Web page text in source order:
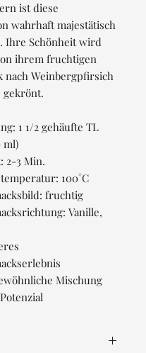
ist diese
wahrhaft majestätisch
Ihre Schönheit wird
ihrem fruchtigen
nach Weinbergpfirsich
gekrönt.
1 1/2 gehäufte TL
ml)
2-3 Min.
100°C
fruchtig
Vanille,
Mischung